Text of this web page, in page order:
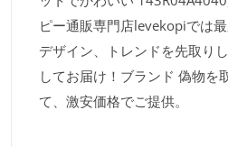
ピー通販専門店levekopiでは
デザイン、トレンドを先取り
してお届け！ブランド 偽物を
て、激安価格でご提供。